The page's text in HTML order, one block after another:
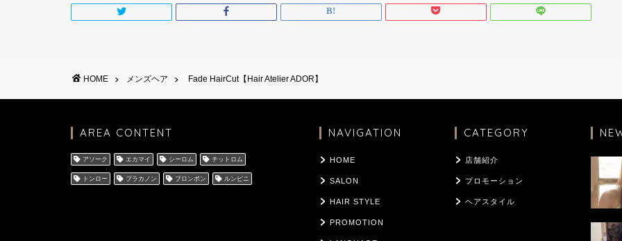
HOME メンズヘア Fade HairCut【Hair Atelier ADOR】
AREA CONTENT
アソーク エカマイ シーロム チットロム
トンロー プラカノン プロンポン ルンピニ
NAVIGATION
HOME
SALON
HAIR STYLE
PROMOTION
CATEGORY
店舗紹介
プロモーション
ヘアスタイル